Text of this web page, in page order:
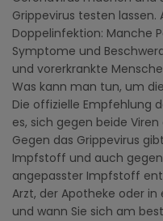
Grippevirus testen
Doppelinfektion: Manche
Symptome und
und vorerkrankte
Was kann man tun, um
Die offizielle Empfehlung
es, sich gegen beide
Gegen das Grippevirus
Impfstoff und auch
angepasster Impfstoff
Arzt, der Apotheke oder
und wann Sie sich am